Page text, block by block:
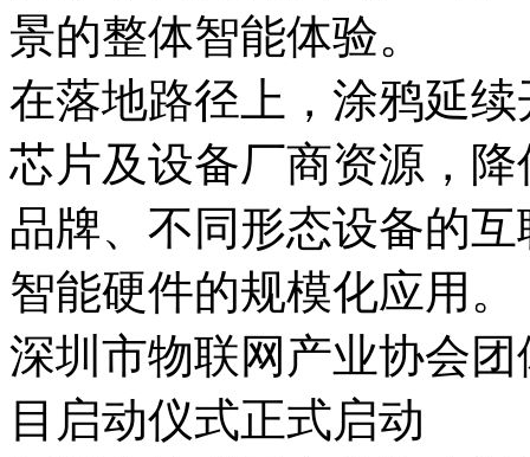
景的整体智能体验。
在落地路径上，涂鸦延
芯片及设备厂商资源，
品牌、不同形态设备的
智能硬件的规模化应用。
深圳市物联网产业协会
目启动仪式正式启动